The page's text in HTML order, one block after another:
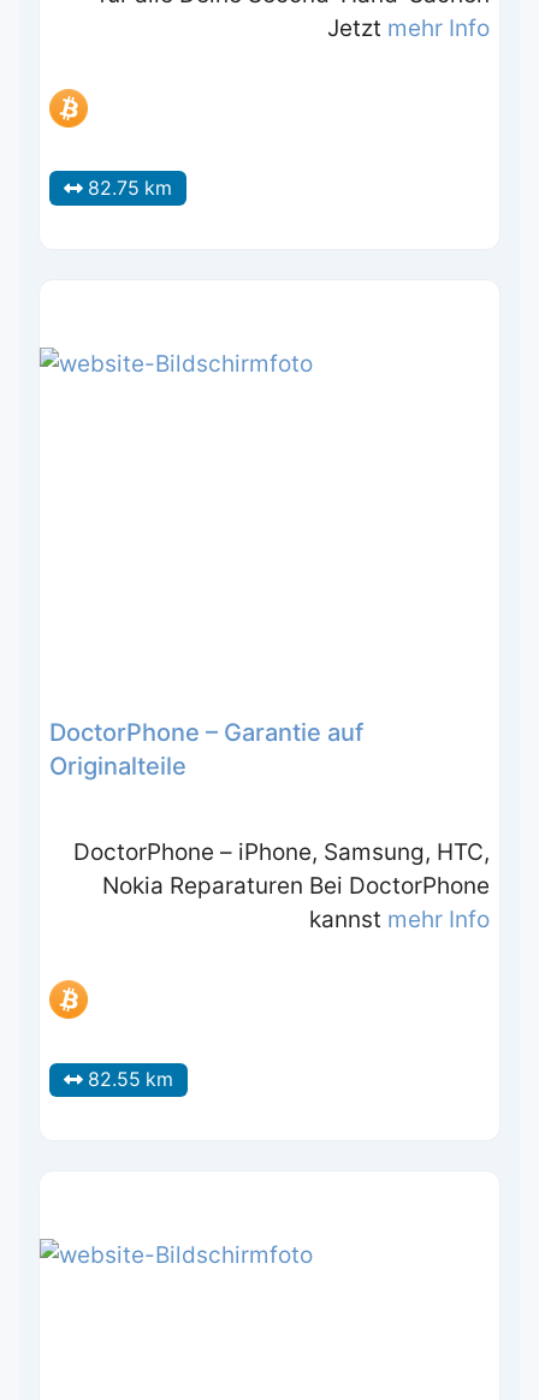
Jetzt mehr Info
82.75 km
DoctorPhone – Garantie auf
Originalteile
DoctorPhone – iPhone, Samsung, HTC,
Nokia Reparaturen Bei DoctorPhone
kannst mehr Info
82.55 km